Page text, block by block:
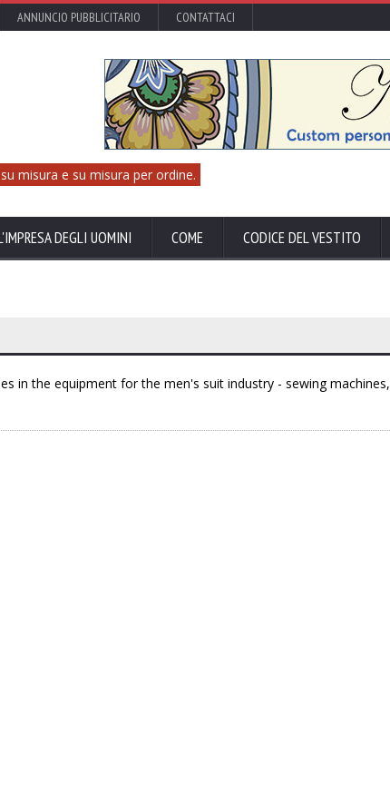
ANNUNCIO PUBBLICITARIO CONTATTACI
misura e su misura per ordine.
DEGLI UOMINI COME CODICE DEL VESTITO
in the equipment for the men's suit industry - sewing machines,